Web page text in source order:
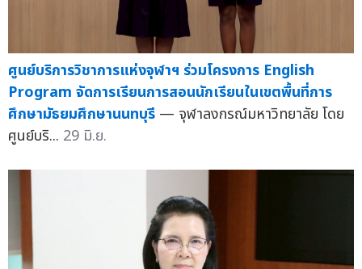
ศูนย์บริการวิชาการแห่งจุฬาฯ ร่วมโครงการ English
Program จัดการเรียนการสอนนักเรียนในเขตพื้นที่การ
ศึกษามัธยมศึกษานนทบุรี — จุฬาลงกรณ์มหาวิทยาลัย โดย
ศูนย์บริ... 29 มิ.ย.